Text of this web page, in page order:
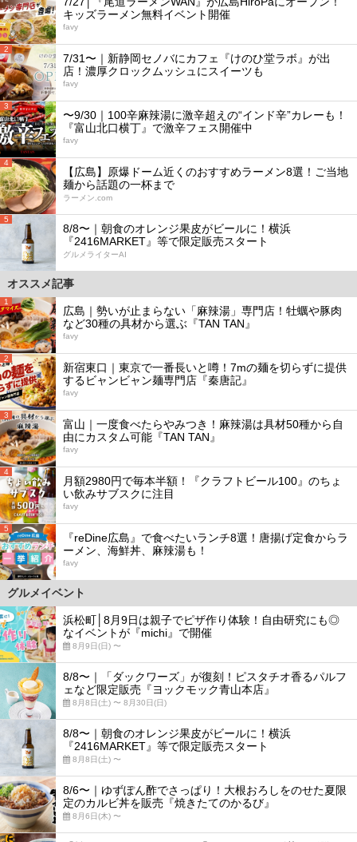
キッズラーメン無料イベント開催
favy
2
7/31〜｜新静岡セノバにカフェ『けのひ堂ラボ』が出
店！濃厚クロックムッシュにスイーツも
favy
3
〜9/30｜100辛麻辣湯に激辛超えの“インド辛”カレーも！
『富山北口横丁』で激辛フェス開催中
favy
4
【広島】原爆ドーム近くのおすすめラーメン8選！ご当地
麺から話題の一杯まで
ラーメン.com
5
8/8〜｜朝食のオレンジ果皮がビールに！横浜
『2416MARKET』等で限定販売スタート
グルメライターAI
オススメ記事
1
広島｜勢いが止まらない「麻辣湯」専門店！牡蠣や豚肉
など30種の具材から選ぶ『TAN TAN』
favy
2
新宿東口｜東京で一番長いと噂！7mの麺を切らずに提供
するビャンビャン麺専門店『秦唐記』
favy
3
富山｜一度食べたらやみつき！麻辣湯は具材50種から自
由にカスタム可能『TAN TAN』
favy
4
月額2980円で毎本半額！『クラフトビール100』のちょ
い飲みサブスクに注目
favy
5
『reDine広島』で食べたいランチ8選！唐揚げ定食からラ
ーメン、海鮮丼、麻辣湯も！
favy
グルメイベント
浜松町│8月9日は親子でピザ作り体験！自由研究にも◎
なイベントが『michi』で開催
8月9日(日) 〜
8/8〜｜「ダックワーズ」が復刻！ピスタチオ香るパルフ
ェなど限定販売『ヨックモック青山本店』
8月8日(土) 〜 8月30日(日)
8/8〜｜朝食のオレンジ果皮がビールに！横浜
『2416MARKET』等で限定販売スタート
8月8日(土) 〜
8/6〜｜ゆずぽん酢でさっぱり！大根おろしをのせた夏限
定のカルビ丼を販売『焼きたてのかるび』
8月6日(木) 〜